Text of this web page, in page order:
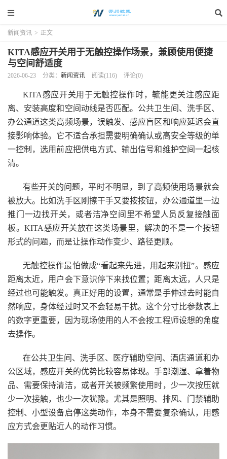
新闻资讯 > 正文
KITA感应开关用于无触控操作场景，兼顾使用便捷
与空间舒适度
2026-06-23 分类： 新闻资讯 阅读(116) 评论(0)
KITA感应开关用于无触控操作时，毓能更关注感应距
离、安装高度和空间动线是否匹配。公共卫生间、洗手区、
办公通道这类高频场景，误触发、感应盲区和响应延迟会直
接影响体验。它不适合承担需要明确确认或高安全等级的单
一控制，选用前应把供电方式、输出信号和维护空间一起核
清。
有些开关的问题，平时不明显，到了高频使用场景就会
被放大。比如洗手区刚擦干手又要按按钮，办公通道里一边
推门一边找开关，或者洁净空间里不希望人员反复接触面
板。KITA感应开关放在这类场景里，解决的不是一个按钮
形式的问题，而是让操作动作变少、路径更顺。
无触控操作最怕做成“看起来先进，用起来别扭”。感应
距离太近，用户会下意识停下来找位置；距离太远，人只是
经过也可能触发。真正好用的设置，通常是手伸过去时能自
然响应，身体经过时又不会轻易干扰。这个分寸比参数表上
的数字更重要，因为现场使用的人不会按工程师设想的角度
去操作。
在公共卫生间、洗手区、医疗辅助空间、酒店通道和办
公区域，感应开关的优势比较容易体现。手部潮湿、拿着物
品、需要保持清洁，或者开关被频繁使用时，少一次按压就
少一次接触，也少一次犹豫。尤其是照明、排风、门禁辅助
控制、小型设备启停这类动作，本身不需要复杂确认，用感
应方式会更贴近人的动作习惯。